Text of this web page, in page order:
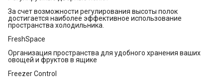
За счет возможности регулирования высоты полок
достигается наиболее эффективное использование
пространства холодильника.
FreshSpace
Организация пространства для удобного хранения ваших
овощей и фруктов в ящике
Freezer Control